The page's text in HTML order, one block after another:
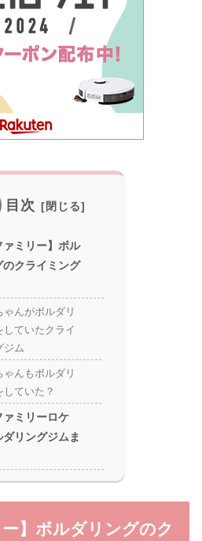
目次
ァミリー】ボル
のクライミング
ゃんがボルダリ
していたクライ
ジム
ゃんもボルダリ
していた？
ァミリーロケ
リングジムま
ー】ボルダリングのク